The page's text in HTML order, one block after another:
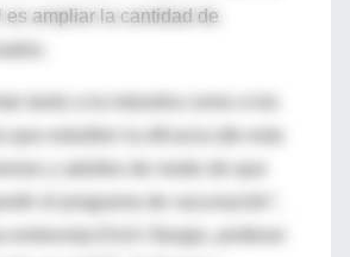
es ampliar la cantidad de
el programa de vacunación",
entrevista Erich Sturgis, profesor